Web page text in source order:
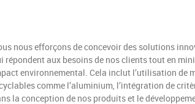
nous efforçons de concevoir des solutions
répondent aux besoins de nos clients tout en
environnemental. Cela inclut l’utilisation de
comme l’aluminium, l’intégration de
la conception de nos produits et le